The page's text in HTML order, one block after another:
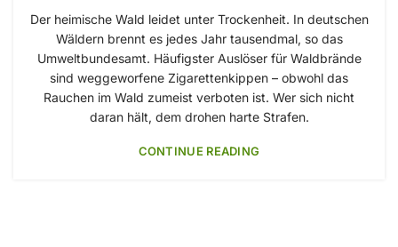
Der heimische Wald leidet unter Trockenheit. In deutschen
Wäldern brennt es jedes Jahr tausendmal, so das
Umweltbundesamt. Häufigster Auslöser für Waldbrände
sind weggeworfene Zigarettenkippen – obwohl das
Rauchen im Wald zumeist verboten ist. Wer sich nicht
daran hält, dem drohen harte Strafen.
CONTINUE READING